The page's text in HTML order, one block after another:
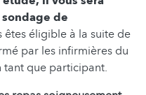
de
êtes éligible à la suite de
par les infirmières du
tant que participant.